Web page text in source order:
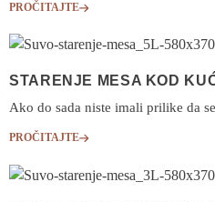
PROČITAJTE
STARENJE MESA KOD
Ako do sada niste imali prilike da
PROČITAJTE